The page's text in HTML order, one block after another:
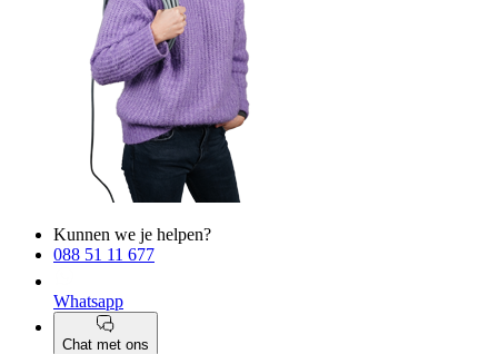
Kunnen we je helpen?
088 51 11 677
Whatsapp
Chat met ons